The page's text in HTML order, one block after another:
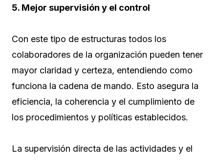
5. Mejor supervisión y el control
Con este tipo de estructuras todos los
colaboradores de la organización pueden tener
mayor claridad y certeza, entendiendo como
funciona la cadena de mando. Esto asegura la
eficiencia, la coherencia y el cumplimiento de
los procedimientos y políticas establecidos.
La supervisión directa de las actividades y el